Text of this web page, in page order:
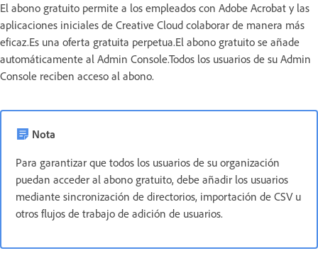
El abono gratuito permite a los empleados con Adobe Acrobat y las
aplicaciones iniciales de Creative Cloud colaborar de manera más
eficaz.Es una oferta gratuita perpetua.El abono gratuito se añade
automáticamente al Admin Console.Todos los usuarios de su Admin
Console reciben acceso al abono.
Nota
Para garantizar que todos los usuarios de su organización
puedan acceder al abono gratuito, debe añadir los usuarios
mediante sincronización de directorios, importación de CSV u
otros flujos de trabajo de adición de usuarios.